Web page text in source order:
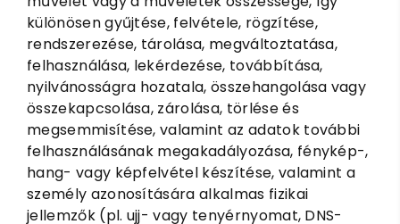
különösen gyűjtése, felvétele, rögzítése,
rendszerezése, tárolása, megváltoztatása,
felhasználása, lekérdezése, továbbítása,
nyilvánosságra hozatala, összehangolása vagy
összekapcsolása, zárolása, törlése és
megsemmisítése, valamint az adatok további
felhasználásának megakadályozása, fénykép-,
hang- vagy képfelvétel készítése, valamint a
személy azonosítására alkalmas fizikai
jellemzők (pl. ujj- vagy tenyérnyomat, DNS-